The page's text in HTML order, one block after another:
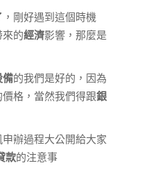
剛好遇到這個時機
來的經濟影響，那麼是
備的我們是好的，因為
價格，當然我們得跟銀
辦過程大公開給大家
款的注意事